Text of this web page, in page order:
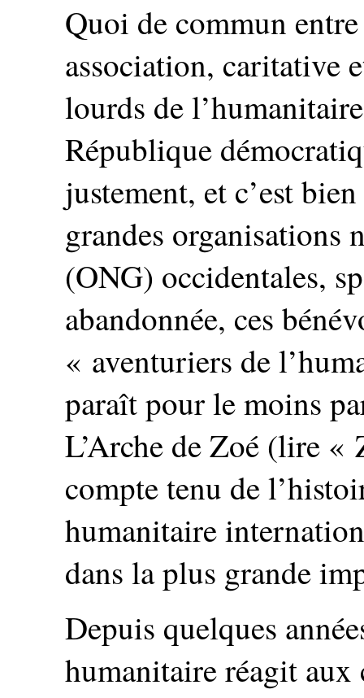
Quoi de commun
association, caritative
lourds de
République
justement, et c’est
grandes organisations
(ONG) occidentales,
abandonnée, ces
« aventuriers de
paraît pour le moins
L’Arche de Zoé (lire «
compte tenu de
humanitaire
dans la plus grande
Depuis quelques
humanitaire réagit